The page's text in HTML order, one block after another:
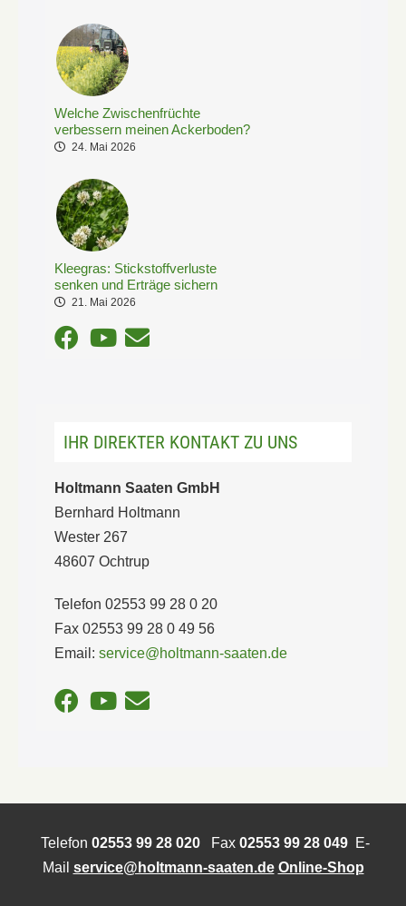
Welche Zwischenfrüchte
verbessern meinen Ackerboden?
24. Mai 2026
Kleegras: Stickstoffverluste
senken und Erträge sichern
21. Mai 2026
IHR DIREKTER KONTAKT ZU UNS
Holtmann Saaten GmbH
Bernhard Holtmann
Wester 267
48607 Ochtrup
Telefon 02553 99 28 0 20
Fax 02553 99 28 0 49 56
Email: service@holtmann-saaten.de
Telefon 02553 99 28 020Fax 02553 99 28 049E-
Mail service@holtmann-saaten.de Online-Shop